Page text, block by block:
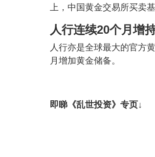
上，中国黄金交易所买卖
人行连续20个月增
人行亦是全球最大的官方
月增加黄金储备。
即睇《乱世投资》专页↓